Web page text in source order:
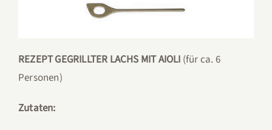
REZEPT GEGRILLTER LACHS MIT AIOLI (für ca. 6
Personen)
Zutaten: